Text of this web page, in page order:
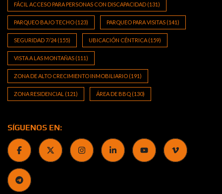
FÁCIL ACCESO PARA PERSONAS CON DISCAPACIDAD (131)
PARQUEO BAJO TECHO (123) PARQUEO PARA VISITAS (141)
SEGURIDAD 7/24 (155) UBICACIÓN CÉNTRICA (159)
VISTA A LAS MONTAÑAS (111)
ZONA DE ALTO CRECIMIENTO INMOBILIARIO (191)
ZONA RESIDENCIAL (121) ÁREA DE BBQ (130)
SÍGUENOS EN: